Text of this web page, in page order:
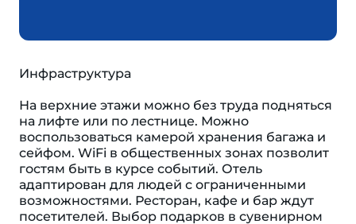
Инфраструктура
На верхние этажи можно без труда подняться
на лифте или по лестнице. Можно
воспользоваться камерой хранения багажа и
сейфом. WiFi в общественных зонах позволит
гостям быть в курсе событий. Отель
адаптирован для людей с ограниченными
возможностями. Ресторан, кафе и бар ждут
посетителей. Выбор подарков в сувенирном